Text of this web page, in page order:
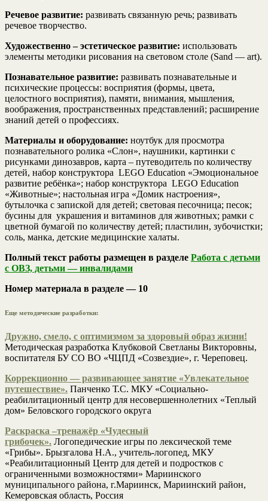
Речевое развитие: развивать связанную речь; развивать
речевое творчество.
Художественно – эстетическое развитие: использовать
элементы методики рисования на световом столе (Sand — art).
Познавательное развитие: развивать познавательные и
психические процессы: восприятия (формы, цвета,
целостного восприятия), памяти, внимания, мышления,
воображения, пространственных представлений; расширение
знаний детей о профессиях.
Материалы и оборудование: ноутбук для просмотра
познавательного ролика «Слон», наушники, картинки с
рисунками динозавров, карта – путеводитель по количеству
детей, набор конструктора LEGO Education «Эмоциональное
развитие ребёнка»; набор конструктора LEGO Education
«Животные»; настольная игра «Домик настроения»,
бутылочка с запиской для детей; световая песочница; песок;
бусины для украшения и витаминов для животных; рамки с
цветной бумагой по количеству детей; пластилин, зубочистки;
соль, манка, детские медицинские халаты.
Полный текст работы размещен в разделе Работа с детьми
с ОВЗ, детьми — инвалидами
Номер материала в разделе — 10
Еще методические разработки:
Дружно, смело, с оптимизмом за здоровый образ жизни!
Методическая разработка Клубковой Светланы Викторовны,
воспитателя БУ СО ВО «ЧЦПД «Созвездие», г. Череповец.
Коррекционно — развивающее занятие «Увлекательное
путешествие». Панченко Т.С. МКУ «Социально-
реабилитационный центр для несовершеннолетних «Теплый
дом» Беловского городского округа
Раскраска –тренажёр «Чудесный
грибочек». Логопедические игры по лексической теме
«Грибы». Брызгалова Н.А., учитель-логопед, МКУ
«Реабилитационный Центр для детей и подростков с
ограниченными возможностями» Мариинского
муниципального района, г.Мариинск, Мариинский район,
Кемеровская область, Россия